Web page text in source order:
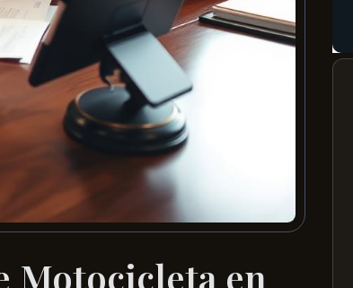
Motocicleta en